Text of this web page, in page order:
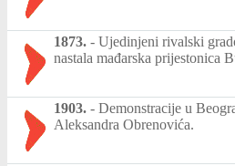
1873. - Ujedinjeni rivalski
nastala mađarska prijestonica
1903. - Demonstracije u
Aleksandra Obrenovića.